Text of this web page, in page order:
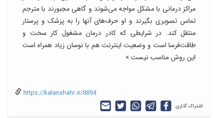
مراکز درمانی با مشکل مواجه می‌شوند و گاهی مجبورند با مترجم
تماس تصویری بگیرند و او حرف‌های آنها را به پزشک و پرستار
منتقل کند. در شرایطی که کادر درمان مشغول کار سخت و
طاقت‌فرسا است و وضعیت اینترنت هم با نوسان زیاد همراه است
این روش مناسب نیست.»
https://kalanshahr.ir/8894
اشتراک گذاری: